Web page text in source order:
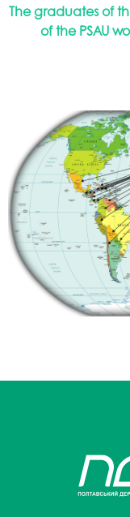
The graduates of
of the PSAU